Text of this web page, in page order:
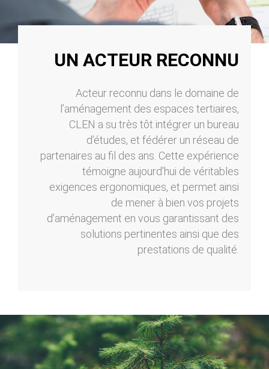
UN ACTEUR RECONNU
Acteur reconnu dans le domaine de
l’aménagement des espaces tertiaires,
CLEN a su très tôt intégrer un bureau
d’études, et fédérer un réseau de
partenaires au fil des ans. Cette expérience
témoigne aujourd’hui de véritables
exigences ergonomiques, et permet ainsi
de mener à bien vos projets
d’aménagement en vous garantissant des
solutions pertinentes ainsi que des
prestations de qualité.